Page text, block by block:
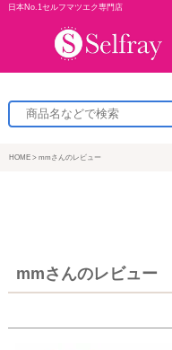
日本No.1セルフマツエク専門店
HOME mmさんのレビュー
mmさんのレビュー